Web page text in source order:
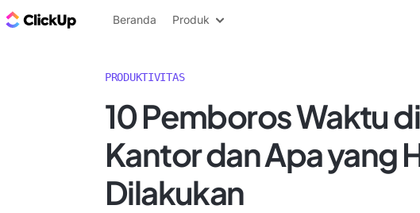
Blog ClickUp
Beranda Produk
PRODUKTIVITAS
10 Pemboros Waktu di
Kantor dan Apa yang
Dilakukan